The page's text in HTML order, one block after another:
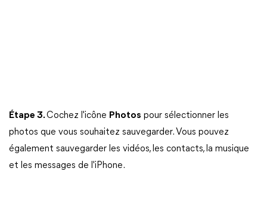
Étape 3.Cochez l'icône Photos pour sélectionner les
photos que vous souhaitez sauvegarder. Vous pouvez
également sauvegarder les vidéos, les contacts, la musique
et les messages de l'iPhone.